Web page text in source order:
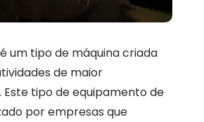
um tipo de máquina criada
de maior
tipo de equipamento de
por empresas que